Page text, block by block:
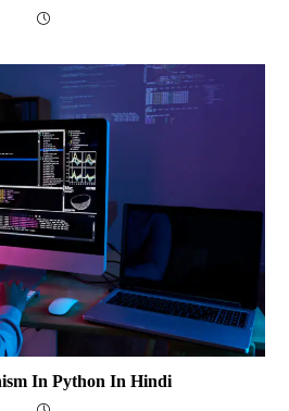
In Python In Hindi